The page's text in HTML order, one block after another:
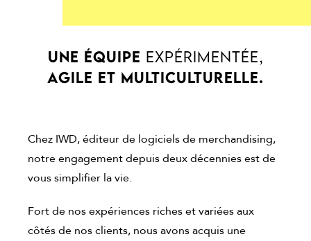
UNE ÉQUIPE EXPÉRIMENTÉE,
AGILE ET MULTICULTURELLE.
Chez IWD, éditeur de logiciels de merchandising,
notre engagement depuis deux décennies est de
vous simplifier la vie.
Fort de nos expériences riches et variées aux
côtés de nos clients, nous avons acquis une